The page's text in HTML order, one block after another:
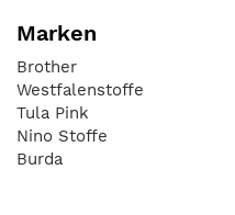
Marken
Brother
Westfalenstoffe
Tula Pink
Nino Stoffe
Burda